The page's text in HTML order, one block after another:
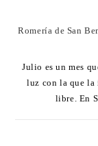
Romería de San
Julio es un mes
luz con la que la
libre. En